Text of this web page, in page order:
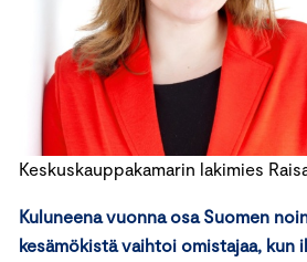
Keskuskauppakamarin lakimies
Kuluneena vuonna osa Suomen
kesämökistä vaihtoi omistajaa, kun